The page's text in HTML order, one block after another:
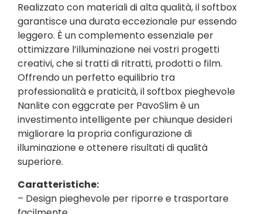
Realizzato con materiali di alta qualità, il softbox
garantisce una durata eccezionale pur essendo
leggero. È un complemento essenziale per
ottimizzare l’illuminazione nei vostri progetti
creativi, che si tratti di ritratti, prodotti o film.
Offrendo un perfetto equilibrio tra
professionalità e praticità, il softbox pieghevole
Nanlite con eggcrate per PavoSlim è un
investimento intelligente per chiunque desideri
migliorare la propria configurazione di
illuminazione e ottenere risultati di qualità
superiore.
Caratteristiche:
– Design pieghevole per riporre e trasportare